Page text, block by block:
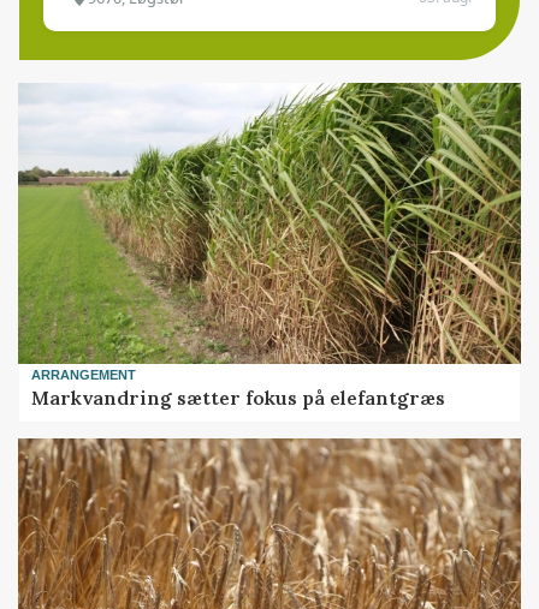
ARRANGEMENT
Markvandring sætter fokus på elefantgræs